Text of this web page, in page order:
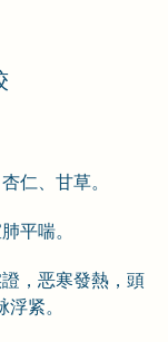
仁、甘草。
平喘。
，恶寒發熱，頭
紧。